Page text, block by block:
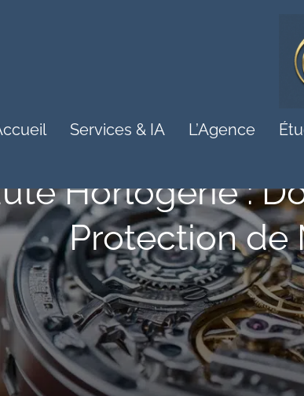
Services & IA L’Agence
Horlogerie :
Protection de